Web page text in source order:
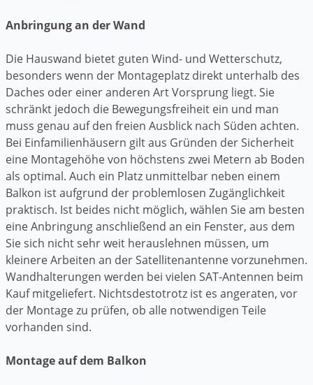
Anbringung an der Wand
Die Hauswand bietet guten Wind- und Wetterschutz,
besonders wenn der Montageplatz direkt unterhalb des
Daches oder einer anderen Art Vorsprung liegt. Sie
schränkt jedoch die Bewegungsfreiheit ein und man
muss genau auf den freien Ausblick nach Süden achten.
Bei Einfamilienhäusern gilt aus Gründen der Sicherheit
eine Montagehöhe von höchstens zwei Metern ab Boden
als optimal. Auch ein Platz unmittelbar neben einem
Balkon ist aufgrund der problemlosen Zugänglichkeit
praktisch. Ist beides nicht möglich, wählen Sie am besten
eine Anbringung anschließend an ein Fenster, aus dem
Sie sich nicht sehr weit herauslehnen müssen, um
kleinere Arbeiten an der Satellitenantenne vorzunehmen.
Wandhalterungen werden bei vielen SAT-Antennen beim
Kauf mitgeliefert. Nichtsdestotrotz ist es angeraten, vor
der Montage zu prüfen, ob alle notwendigen Teile
vorhanden sind.
Montage auf dem Balkon